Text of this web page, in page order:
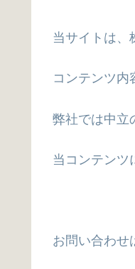
当サイトは、
コンテンツ内
弊社では中立
当コンテンツ
お問い合わせ